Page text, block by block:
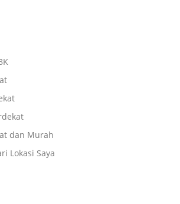
dan Murah
Lokasi Saya